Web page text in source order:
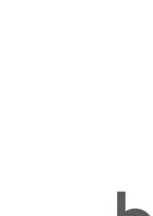
Image